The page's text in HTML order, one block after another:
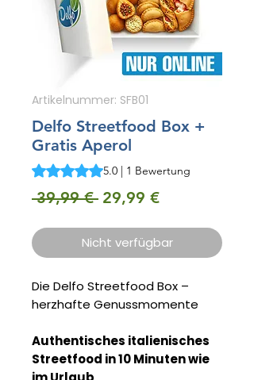
Artikelnummer: SFB01
Delfo Streetfood Box +
Gratis Aperol
Das Rating beträgt 5.0 von fünf
5.0 | 1 Bewertung
39,99 € Standardpreis
29,99 €Sale-
Nicht verfügbar
Die Delfo Streetfood Box –
herzhafte Genussmomente
Authentisches italienisches
Streetfood in 10 Minuten wie